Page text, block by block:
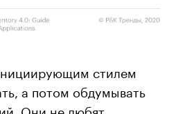
стилем
а потом обдумывать
Они не любят